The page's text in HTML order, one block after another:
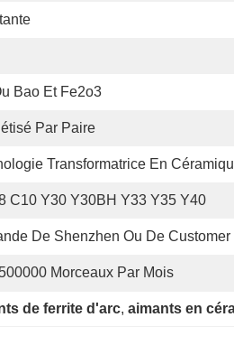
Bao Et Fe2o3
Par Paire
Transformatrice En
C10 Y30 Y30BH Y33 Y35 Y40
De Shenzhen Ou De Customer
Morceaux Par Mois
de ferrite d'arc, aimants en